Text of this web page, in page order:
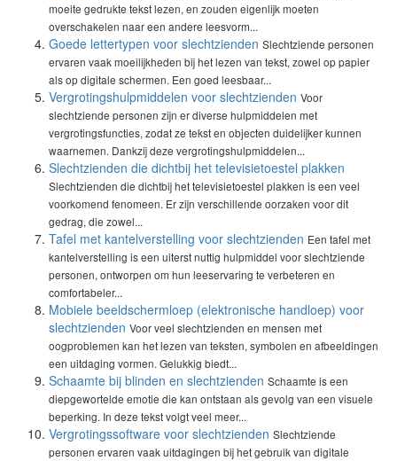
moeite gedrukte tekst lezen, en zouden eigenlijk moeten
overschakelen naar een andere leesvorm...
Goede lettertypen voor slechtzienden Slechtziende personen
ervaren vaak moeilijkheden bij het lezen van tekst, zowel op papier
als op digitale schermen. Een goed leesbaar...
Vergrotingshulpmiddelen voor slechtzienden Voor
slechtziende personen zijn er diverse hulpmiddelen met
vergrotingsfuncties, zodat ze tekst en objecten duidelijker kunnen
waarnemen. Dankzij deze vergrotingshulpmiddelen...
Slechtzienden die dichtbij het televisietoestel plakken
Slechtzienden die dichtbij het televisietoestel plakken is een veel
voorkomend fenomeen. Er zijn verschillende oorzaken voor dit
gedrag, die zowel...
Tafel met kantelverstelling voor slechtzienden Een tafel met
kantelverstelling is een uiterst nuttig hulpmiddel voor slechtziende
personen, ontworpen om hun leeservaring te verbeteren en
comfortabeler...
Mobiele beeldschermloep (elektronische handloep) voor
slechtzienden Voor veel slechtzienden en mensen met
oogproblemen kan het lezen van teksten, symbolen en afbeeldingen
een uitdaging vormen. Gelukkig biedt...
Schaamte bij blinden en slechtzienden Schaamte is een
diepgewortelde emotie die kan ontstaan als gevolg van een visuele
beperking. In deze tekst volgt veel meer...
Vergrotingssoftware voor slechtzienden Slechtziende
personen ervaren vaak uitdagingen bij het gebruik van digitale